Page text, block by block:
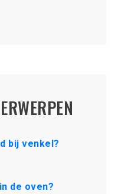
bij venkel?
de oven?